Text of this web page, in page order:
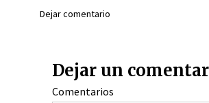
Dejar comentario
Dejar un
Comentarios